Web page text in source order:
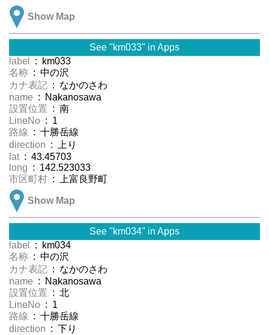
Show Map
See "km033" in Apps
label
: km033
名称 : 中の沢
カナ表記 : なかのさわ
name : Nakanosawa
設置位置 : 南
LineNo : 1
路線 : 十勝岳線
direction : 上り
lat : 43.45703
long : 142.523033
市区町村 : 上富良野町
Show Map
See "km034" in Apps
label
: km034
名称 : 中の沢
カナ表記 : なかのさわ
name : Nakanosawa
設置位置 : 北
LineNo : 1
路線 : 十勝岳線
direction : 下り